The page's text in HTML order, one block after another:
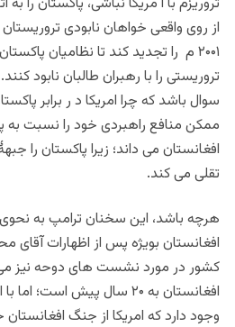
از روی واقعی خواهان نابودی
۲۰۰۱ م را تجدید کند تا نظامیان
تروریستی را با رهبران طالبان نابود
سوال باشد که چرا امریکا د ر برابر
ممکن منافع راهبردی خود را نسبت به
افغانستان می داند؛ زیرا پاکستان را
تقلی می کند.
هرچه باشد، این سخنان ترامپ به
افغانستان بویژه پس از اظهارات
کشور در مورد نشست های دوحه نیز
افغانستان به ۲۰ سال پیش
است؛ اما
وجود دارد که امریکا از جنگ